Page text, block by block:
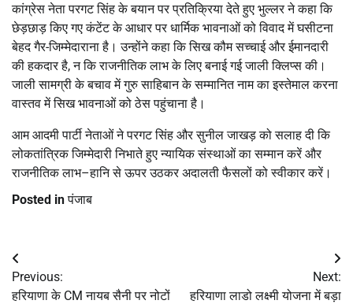
कांग्रेस नेता परगट सिंह के बयान पर प्रतिक्रिया देते हुए भुल्लर ने कहा कि
छेड़छाड़ किए गए कंटेंट के आधार पर धार्मिक भावनाओं को विवाद में घसीटना
बेहद गैर-जिम्मेदाराना है। उन्होंने कहा कि सिख कौम सच्चाई और ईमानदारी
की हकदार है, न कि राजनीतिक लाभ के लिए बनाई गई जाली क्लिप्स की।
जाली सामग्री के बचाव में गुरु साहिबान के सम्मानित नाम का इस्तेमाल करना
वास्तव में सिख भावनाओं को ठेस पहुंचाना है।
आम आदमी पार्टी नेताओं ने परगट सिंह और सुनील जाखड़ को सलाह दी कि
लोकतांत्रिक जिम्मेदारी निभाते हुए न्यायिक संस्थाओं का सम्मान करें और
राजनीतिक लाभ–हानि से ऊपर उठकर अदालती फैसलों को स्वीकार करें।
Posted inपंजाब
Post
navigation
Previous:
हरियाणा के CM नायब सैनी पर नोटों
Next:
हरियाणा लाडो लक्ष्मी योजना में बड़ा